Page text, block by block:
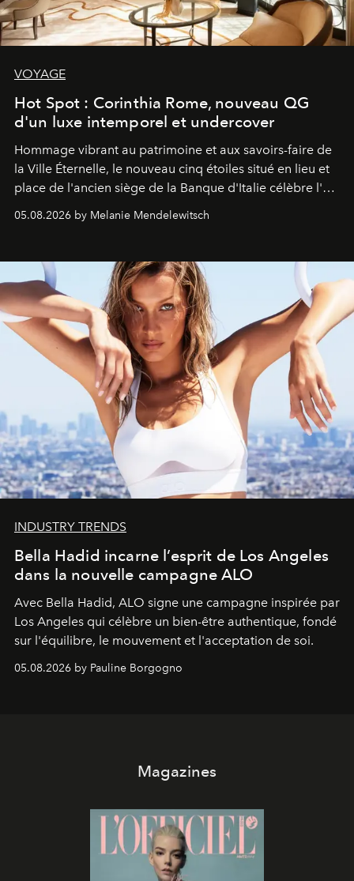
VOYAGE
Hot Spot : Corinthia Rome, nouveau QG
d'un luxe intemporel et undercover
Hommage vibrant au patrimoine et aux savoirs-faire de
la Ville Éternelle, le nouveau cinq étoiles situé en lieu et
place de l'ancien siège de la Banque d'Italie célèbre l'art
de vivre Romain dans toute son élégance intemporelle.
05.08.2026 by Melanie Mendelewitsch
INDUSTRY TRENDS
Bella Hadid incarne l’esprit de Los Angeles
dans la nouvelle campagne ALO
Avec Bella Hadid, ALO signe une campagne inspirée par
Los Angeles qui célèbre un bien-être authentique, fondé
sur l'équilibre, le mouvement et l'acceptation de soi.
05.08.2026 by Pauline Borgogno
Magazines